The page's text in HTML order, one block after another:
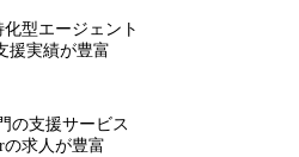
型エージェント
援実績が豊富
の支援サービス
の求人が豊富